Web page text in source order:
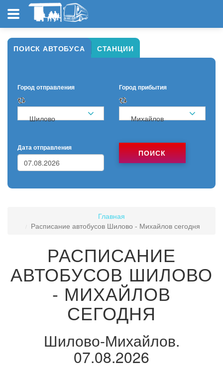
ПОИСК АВТОБУСА СТАНЦИИ
Город отправления
Шилово
Город прибытия
Михайлов
Дата отправления
ПОИСК
Главная
Расписание автобусов Шилово - Михайлов сегодня
РАСПИСАНИЕ
АВТОБУСОВ ШИЛОВО
- МИХАЙЛОВ
СЕГОДНЯ
Шилово-Михайлов.
07.08.2026